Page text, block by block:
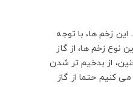
زخم ها، با توجه
نوع زخم ها، از گاز
از بدخیم تر شدن
کنیم حتما از گاز